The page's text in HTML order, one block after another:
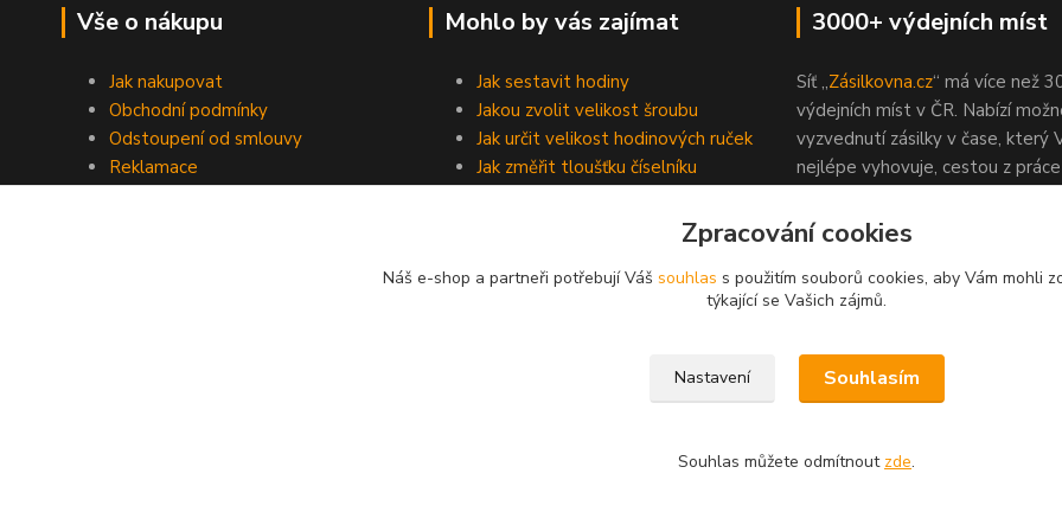
Vše o nákupu
Jak nakupovat
Obchodní podmínky
Odstoupení od smlouvy
Reklamace
Mohlo by vás zajímat
Jak sestavit hodiny
Jakou zvolit velikost šroubu
Jak určit velikost hodinových ruček
Jak změřit tloušťku číselníku
Jak na výrobu epoxidových hodin?
3000+ výdejních míst
Síť „Zásilkovna.cz“ má více než
výdejních míst v ČR. Nabízí
vyzvednutí zásilky v čase, který
nejlépe vyhovuje, cestou z
Zpracování cookies
Náš e-shop a partneři potřebují Váš souhlas s použitím souborů cookies, aby Vám mohli
týkající se Vašich zájmů.
Nastavení Souhlasím
Souhlas můžete odmítnout zde.